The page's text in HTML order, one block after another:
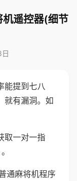
遥控器(细节
能提到七八
就有漏洞。如
取一对一指
通麻将机程序